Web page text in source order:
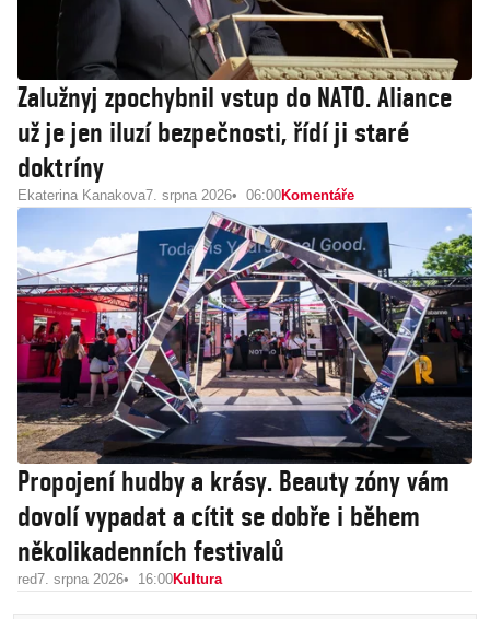
Zalužnyj zpochybnil vstup do NATO. Aliance
už je jen iluzí bezpečnosti, řídí ji staré
doktríny
Ekaterina Kanakova7. srpna 2026 06:00Komentáře
Propojení hudby a krásy. Beauty zóny vám
dovolí vypadat a cítit se dobře i během
několikadenních festivalů
red7. srpna 2026 16:00Kultura